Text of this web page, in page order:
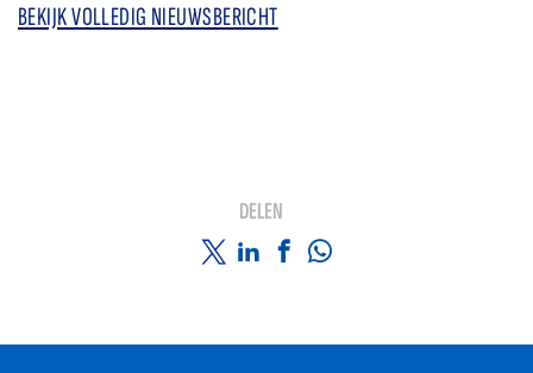
BEKIJK VOLLEDIG NIEUWSBERICHT
DELEN